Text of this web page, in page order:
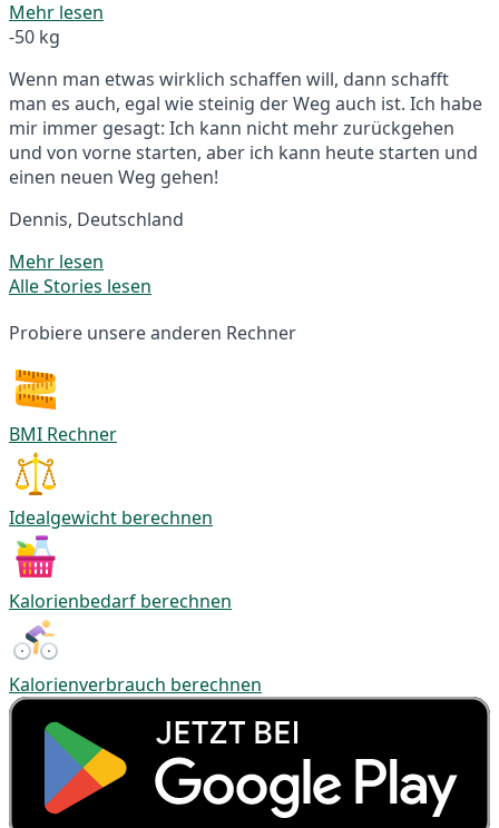
Mehr lesen
-50 kg
Wenn man etwas wirklich schaffen will, dann schafft
man es auch, egal wie steinig der Weg auch ist. Ich habe
mir immer gesagt: Ich kann nicht mehr zurückgehen
und von vorne starten, aber ich kann heute starten und
einen neuen Weg gehen!
Dennis, Deutschland
Mehr lesen
Alle Stories lesen
Probiere unsere anderen Rechner
BMI Rechner
Idealgewicht berechnen
Kalorienbedarf berechnen
Kalorienverbrauch berechnen